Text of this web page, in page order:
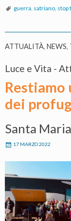
guerra, satriano, stop
ATTUALITÀ, NEWS,
Luce e Vita -
Restiamo
dei
Santa
17 MARZO 2022